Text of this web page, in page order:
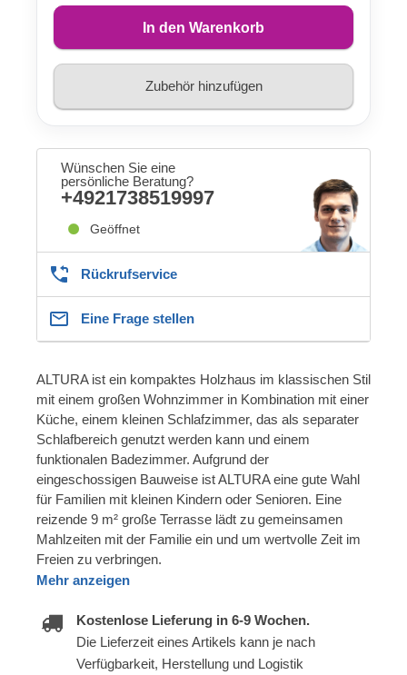
In den Warenkorb
Zubehör hinzufügen
Wünschen Sie eine
persönliche Beratung?
+4921738519997
Geöffnet
Rückrufservice
Eine Frage stellen
ALTURA ist ein kompaktes Holzhaus im klassischen Stil
mit einem großen Wohnzimmer in Kombination mit einer
Küche, einem kleinen Schlafzimmer, das als separater
Schlafbereich genutzt werden kann und einem
funktionalen Badezimmer. Aufgrund der
eingeschossigen Bauweise ist ALTURA eine gute Wahl
für Familien mit kleinen Kindern oder Senioren. Eine
reizende 9 m² große Terrasse lädt zu gemeinsamen
Mahlzeiten mit der Familie ein und um wertvolle Zeit im
Freien zu verbringen.
Mehr anzeigen
Kostenlose Lieferung in 6-9 Wochen.
Die Lieferzeit eines Artikels kann je nach
Verfügbarkeit, Herstellung und Logistik